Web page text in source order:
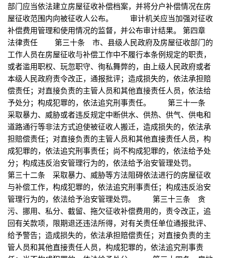
部门应当依法建立房屋征收补偿档案，并将分户补偿情况在房
屋征收范围内向被征收人公布。 审计机关应当加强对征收
补偿费用管理和使用情况的监督，并公布审计结果。 第四章
法律责任 第三十条 市、县级人民政府及房屋征收部门的
工作人员在房屋征收与补偿工作中不履行本条例规定的职责，
或者滥用职权、玩忽职守、徇私舞弊的，由上级人民政府或者
本级人民政府责令改正，通报批评；造成损失的，依法承担赔
偿责任；对直接负责的主管人员和其他直接责任人员，依法给
予处分；构成犯罪的，依法追究刑事责任。 第三十一条
采取暴力、威胁或者违反规定中断供水、供热、供气、供电和
道路通行等非法方式迫使被征收人搬迁，造成损失的，依法承
担赔偿责任；对直接负责的主管人员和其他直接责任人员，构
成犯罪的，依法追究刑事责任；尚不构成犯罪的，依法给予处
分；构成违反治安管理行为的，依法给予治安管理处罚。
第三十二条 采取暴力、威胁等方法阻碍依法进行的房屋征收
与补偿工作，构成犯罪的，依法追究刑事责任；构成违反治安
管理行为的，依法给予治安管理处罚。 第三十三条 贪
污、挪用、私分、截留、拖欠征收补偿费用的，责令改正，追
回有关款项，限期退还违法所得，对有关责任单位通报批评、
给予警告；造成损失的，依法承担赔偿责任；对直接负责的主
管人员和其他直接责任人员，构成犯罪的，依法追究刑事责